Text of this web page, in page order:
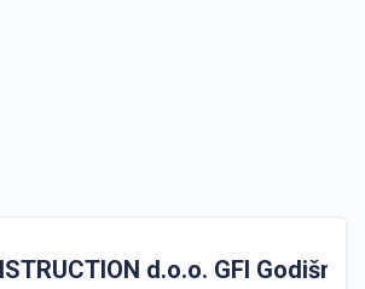
d.o.o. GFI